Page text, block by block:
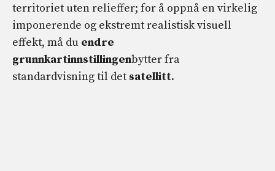
territoriet uten relieffer; for å oppnå en virkelig
imponerende og ekstremt realistisk visuell
effekt, må du endre
grunnkartinnstillingenbytter fra
standardvisning til det satellitt.